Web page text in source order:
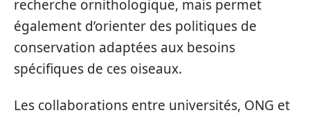
recherche ornithologique, mais permet
également d’orienter des politiques de
conservation adaptées aux besoins
spécifiques de ces oiseaux.
Les collaborations entre universités, ONG et